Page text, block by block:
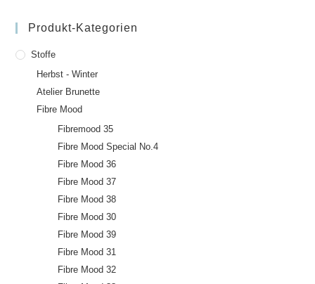
Produkt-Kategorien
Stoffe
Herbst - Winter
Atelier Brunette
Fibre Mood
Fibremood 35
Fibre Mood Special No.4
Fibre Mood 36
Fibre Mood 37
Fibre Mood 38
Fibre Mood 30
Fibre Mood 39
Fibre Mood 31
Fibre Mood 32